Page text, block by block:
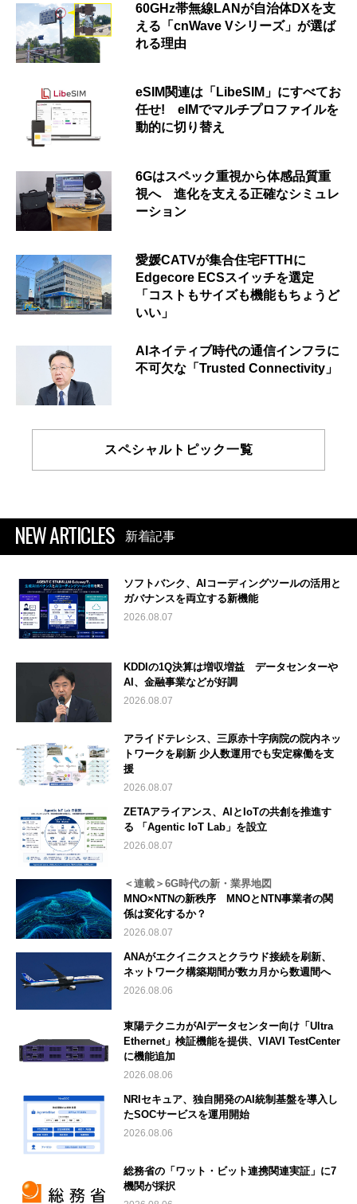
60GHz帯無線LANが自治体DXを支
える「cnWave Vシリーズ」が選ば
れる理由
eSIM関連は「LibeSIM」にすべてお
任せ! eIMでマルチプロファイルを
動的に切り替え
6Gはスペック重視から体感品質重
視へ 進化を支える正確なシミュレ
ーション
愛媛CATVが集合住宅FTTHに
Edgecore ECSスイッチを選定
「コストもサイズも機能もちょうど
いい」
AIネイティブ時代の通信インフラに
不可欠な「Trusted Connectivity」
スペシャルトピック一覧
NEW ARTICLES 新着記事
ソフトバンク、AIコーディングツールの活用と
ガバナンスを両立する新機能
2026.08.07
KDDIの1Q決算は増収増益 データセンターや
AI、金融事業などが好調
2026.08.07
アライドテレシス、三原赤十字病院の院内ネッ
トワークを刷新 少人数運用でも安定稼働を支
援
2026.08.07
ZETAアライアンス、AIとIoTの共創を推進す
る 「Agentic IoT Lab」を設立
2026.08.07
＜連載＞6G時代の新・業界地図
MNO×NTNの新秩序 MNOとNTN事業者の関
係は変化するか？
2026.08.07
ANAがエクイニクスとクラウド接続を刷新、
ネットワーク構築期間が数カ月から数週間へ
2026.08.06
東陽テクニカがAIデータセンター向け「Ultra
Ethernet」検証機能を提供、VIAVI TestCenter
に機能追加
2026.08.06
NRIセキュア、独自開発のAI統制基盤を導入し
たSOCサービスを運用開始
2026.08.06
総務省の「ワット・ビット連携関連実証」に7
機関が採択